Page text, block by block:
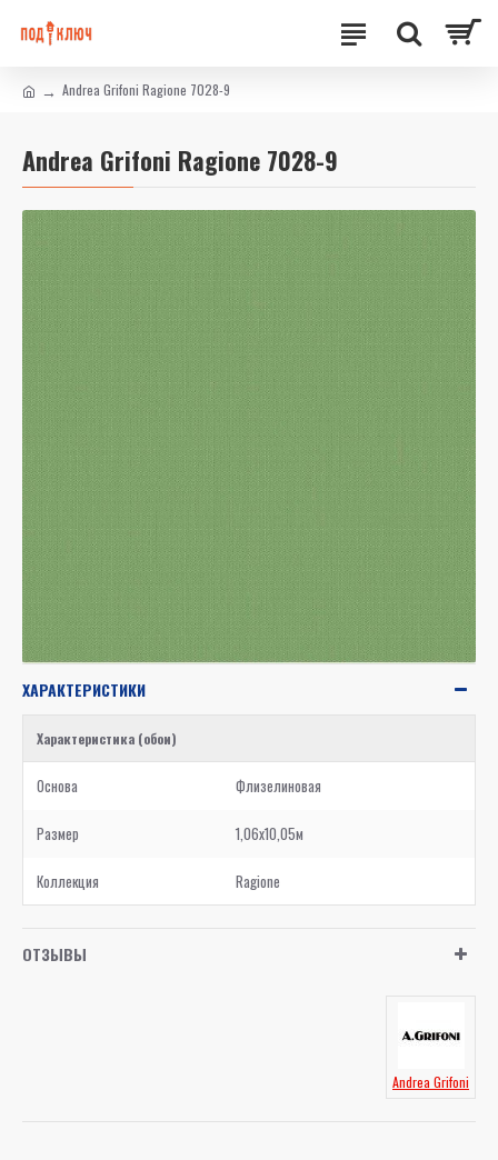
Andrea Grifoni Ragione 7028-9
Andrea Grifoni Ragione 7028-9
ХАРАКТЕРИСТИКИ
Характеристика (обои)
Основа Флизелиновая
Размер 1,06x10,05м
Коллекция Ragione
ОТЗЫВЫ
Andrea Grifoni